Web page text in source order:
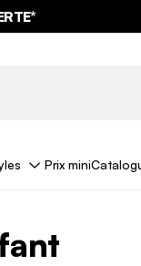
Prix mini